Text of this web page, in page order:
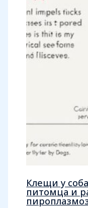
Клещи у
питомца и